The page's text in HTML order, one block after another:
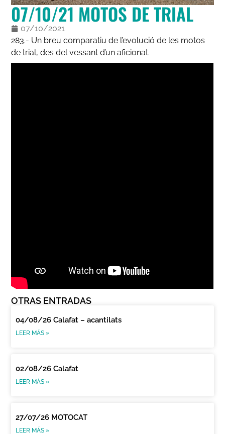
07/10/21 MOTOS DE TRIAL
07/10/2021
283.- Un breu comparatiu de l’evolució de les motos
de trial, des del vessant d’un aficionat.
OTRAS ENTRADAS
04/08/26 Calafat – acantilats
LEER MÁS »
02/08/26 Calafat
LEER MÁS »
27/07/26 MOTOCAT
LEER MÁS »